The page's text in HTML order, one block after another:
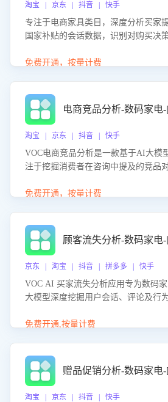
淘宝 | 京东 | 抖音 | 快手
专注于电商家具类目，深度分析买家
国家补贴的会话数据，识别对购买决
化策略，助力商家利用国补政策提升
免费开通，按量计费
电商竞品分析-数码家电
淘宝 | 京东 | 抖音 | 快手
VOC电商竞品分析是一款基于AI大模
注于挖掘消费者在咨询中提及的竞品
商品信息，进行多维度交叉对比，并
企业优化营销话术、突出产品与服务
化率，避免陷入单纯价格竞争，实现
免费开通，按量计费
顾客流失分析-数码家电
京东 | 淘宝 | 抖音 | 拼多多 | 快手
VOC AI 买家流失分析应用专为数码
大模型深度挖掘用户会话、评论及行
应延迟、竞品价格冲击等。系统自动
免费开通,按量计费
赠品促销分析-数码家电
淘宝 | 京东 | 抖音 | 快手